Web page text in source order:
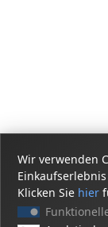
Wir verwenden
Klicken Sie hier